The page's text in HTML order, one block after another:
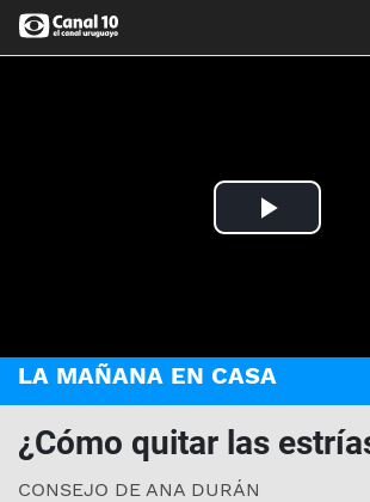
Play
LA MAÑANA EN CASA
¿Cómo quitar las
CONSEJO DE ANA DURÁN